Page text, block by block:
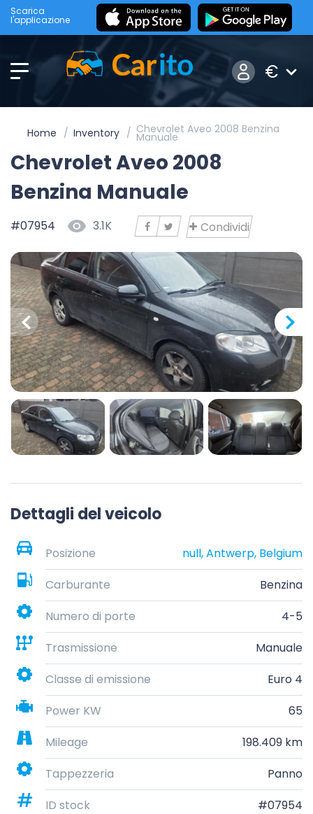
Scarica
l'applicazione
€
Home Inventory Chevrolet Aveo 2008 Benzina
Manuale
Chevrolet Aveo 2008
Benzina Manuale
#07954 3.1K Condividi
Dettagli del veicolo
Posizione
null, Antwerp, Belgium
Carburante
Benzina
Numero di porte
4-5
Trasmissione
Manuale
Classe di emissione
Euro 4
Power KW
65
Mileage
198.409 km
Tappezzeria
Panno
ID stock
#07954